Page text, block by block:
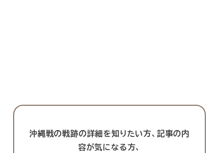
沖縄戦の戦跡の詳細を知りたい方、記事の内
容が気になる方、